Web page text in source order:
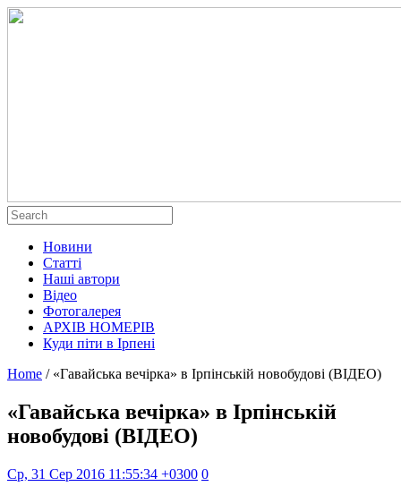
Новини
Статті
Наші автори
Відео
Фотогалерея
АРХІВ НОМЕРІВ
Куди піти в Ірпені
Home / «Гавайська вечірка» в Ірпінській новобудові (ВІДЕО)
«Гавайська вечірка» в Ірпінській
новобудові (ВІДЕО)
Ср, 31 Сер 2016 11:55:34 +0300 0